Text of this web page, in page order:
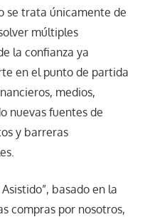
se trata únicamente de
múltiples
la confianza ya
en el punto de partida
medios,
nuevas fuentes de
y barreras
basado en la
compras por nosotros,